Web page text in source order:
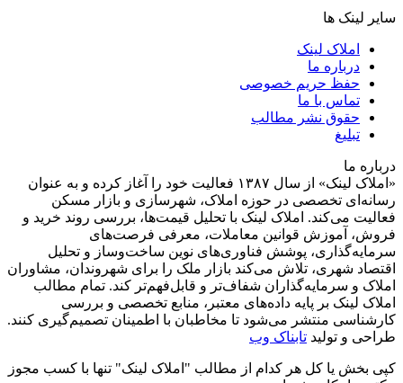
سایر لینک ها
املاک لینک
درباره ما
حفظ حریم خصوصی
تماس با ما
حقوق نشر مطالب
تبلیغ
درباره ما
«املاک لینک» از سال ۱۳۸۷ فعالیت خود را آغاز کرده و به عنوان
رسانه‌ای تخصصی در حوزه املاک، شهرسازی و بازار مسکن
فعالیت می‌کند. املاک لینک با تحلیل قیمت‌ها، بررسی روند خرید و
فروش، آموزش قوانین معاملات، معرفی فرصت‌های
سرمایه‌گذاری، پوشش فناوری‌های نوین ساخت‌وساز و تحلیل
اقتصاد شهری، تلاش می‌کند بازار ملک را برای شهروندان، مشاوران
املاک و سرمایه‌گذاران شفاف‌تر و قابل‌فهم‌تر کند. تمام مطالب
املاک لینک بر پایه داده‌های معتبر، منابع تخصصی و بررسی
کارشناسی منتشر می‌شود تا مخاطبان با اطمینان تصمیم‌گیری کنند.
طراحی و تولید تابناک وب
کپی بخش یا کل هر کدام از مطالب "املاک لینک" تنها با کسب مجوز